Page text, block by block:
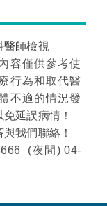
醫師檢視
容僅供參考使
行為和取代醫
不適的情況發
延誤病情！
我們聯絡！
(夜間) 04-